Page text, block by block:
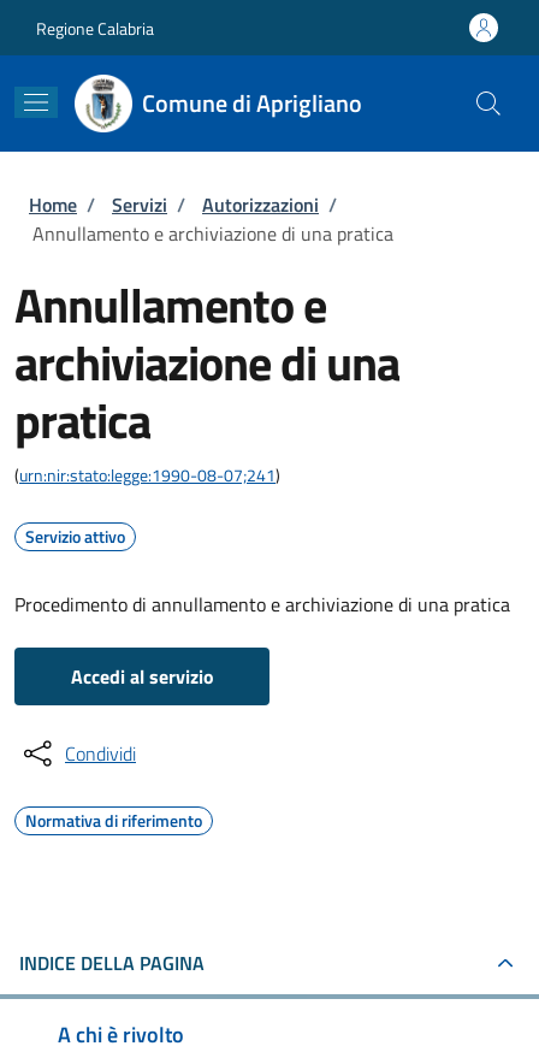
Regione Calabria
Comune di Aprigliano
Briciole di pane
Home / Servizi / Autorizzazioni /
Annullamento e archiviazione di una pratica
Annullamento e
archiviazione di una
pratica
(urn:nir:stato:legge:1990-08-07;241)
Servizio attivo
Procedimento di annullamento e archiviazione di una pratica
Accedi al servizio
Condividi
Normativa di riferimento
INDICE DELLA PAGINA
A chi è rivolto